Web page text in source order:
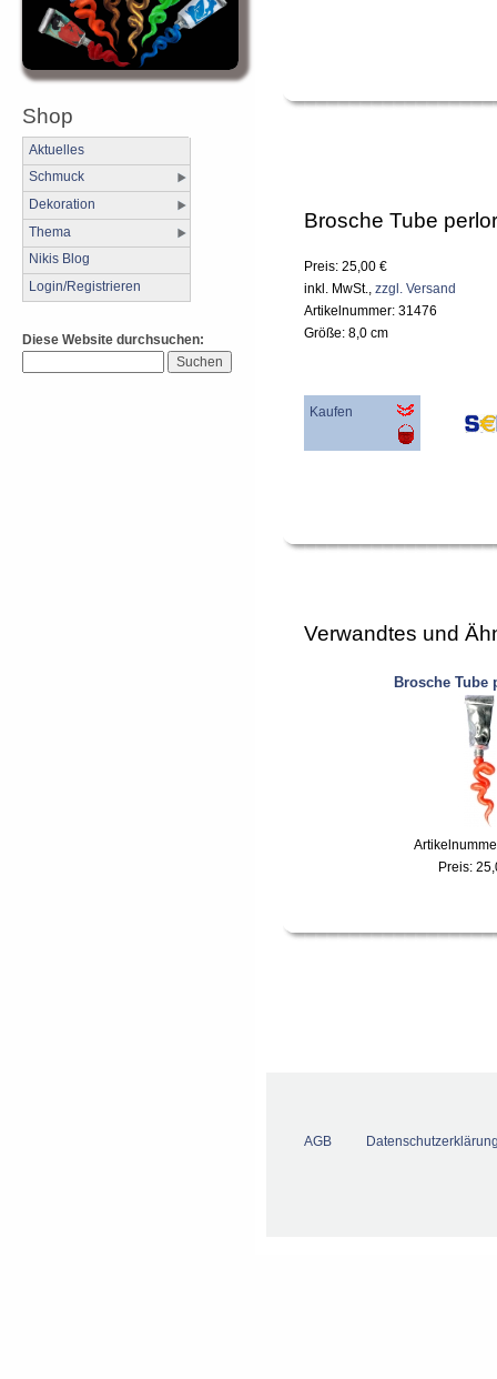
Shop
Aktuelles
Schmuck
Dekoration
Thema
Nikis Blog
Login/Registrieren
Diese Website durchsuchen:
Brosche Tube
Preis: 25,00 €
inkl. MwSt., zzgl. Versand
Artikelnummer: 31476
Größe: 8,0 cm
Kaufen
Verwandtes und
Brosche Tube
Preis:
AGB